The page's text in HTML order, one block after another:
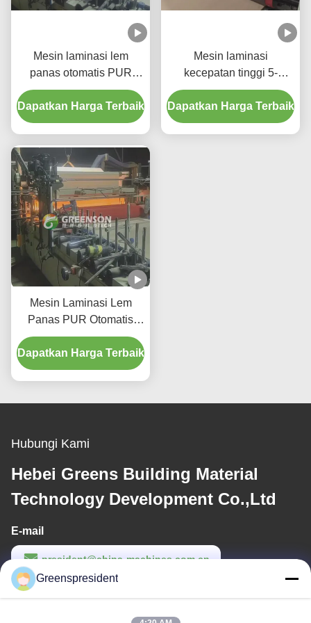
Mesin laminasi lem
panas otomatis PUR
untuk papan MDF
dengan kecepatan
produksi 5-17m/min
Dapatkan Harga Terbaik
Mesin laminasi
kecepatan tinggi 5-
17m/min PUR dengan
perekat PUR Hot Melt
dan 1300mm Max
Dapatkan Harga Terbaik
Mesin Laminasi Lem
Panas PUR Otomatis
Penuh untuk Kain
dengan Kecepatan
Produksi 5-17m/menit
Dapatkan Harga Terbaik
Hubungi Kami
Hebei Greens Building Material
Technology Development Co.,Ltd
E-mail
president@china-machines.com.cn
Waktu Kerja
Greenspresident